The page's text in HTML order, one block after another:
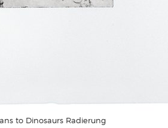
to Dinosaurs Radierung